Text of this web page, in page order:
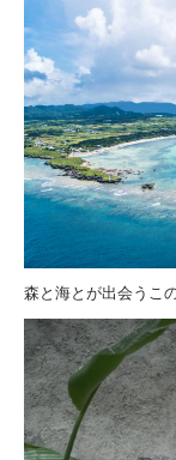
森と海とが出会うこ